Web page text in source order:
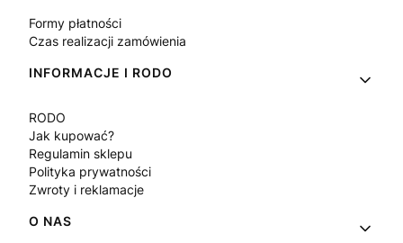
Formy płatności
Czas realizacji zamówienia
INFORMACJE I RODO
RODO
Jak kupować?
Regulamin sklepu
Polityka prywatności
Zwroty i reklamacje
O NAS